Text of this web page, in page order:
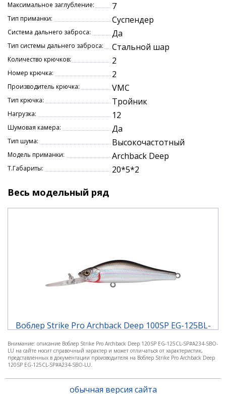
вес 37,5 гр.
суспендер (SP)
заглубление 5-7 м.
Максимальное заглубление: 7
Тип приманки: Суспендер
Система дальнего заброса: Да
Тип системы дальнего заброса: Стальной шар
Количество крючков: 2
Номер крючка: 2
Производитель крючка: VMC
Тип крючка: Тройник
Нагрузка: 12
Шумовая камера: Да
Тип шума: Высокочастотный
Модель приманки: Archback Deep
Т.Габариты: 20*5*2
Весь модельный ряд
Воблер Strike Pro Archback Deep 100SP EG-125BL-
740 ₽
Внимание: описание Воблер Strike Pro Archback Deep 120SP EG-125CL-SP#A234-SBO-
LU на сайте носит справочный характер и может отличаться от характеристик,
представленных в документации производителя на Воблер Strike Pro Archback Deep
120SP EG-125CL-SP#A234-SBO-LU.
обычная версия сайта